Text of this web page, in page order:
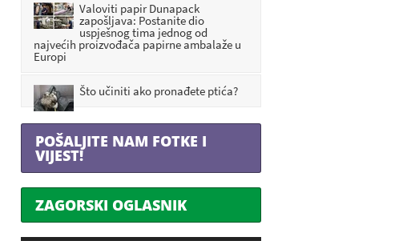
Valoviti papir Dunapack
zapošljava: Postanite dio
uspješnog tima jednog od
najvećih proizvođača papirne ambalaže u
Europi
Što učiniti ako pronađete ptića?
POŠALJITE NAM FOTKE I
VIJEST!
ZAGORSKI OGLASNIK